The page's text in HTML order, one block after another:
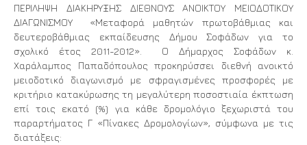
ΠΕΡΙΛΗΨΗ ΔΙΑΚΗΡΥΞΗΣ ΔΙΕΘΝΟΥΣ ΑΝΟΙΚΤΟΥ ΜΕΙΟΔΟΤΙΚΟΥ
ΔΙΑΓΩΝΙΣΜΟΥ «Μεταφορά μαθητών πρωτοβάθμιας και
δευτεροβάθμιας εκπαίδευσης Δήμου Σοφάδων για το
σχολικό έτος 2011-2012». Ο Δήμαρχος Σοφάδων κ.
Χαράλαμπος Παπαδόπουλος προκηρύσσει διεθνή ανοικτό
μειοδοτικό διαγωνισμό με σφραγισμένες προσφορές με
κριτήριο κατακύρωσης τη μεγαλύτερη ποσοστιαία έκπτωση
επί τοις εκατό (%) για κάθε δρομολόγιο ξεχωριστά του
παραρτήματος Γ «Πίνακες Δρομολογίων», σύμφωνα με τις
διατάξεις: